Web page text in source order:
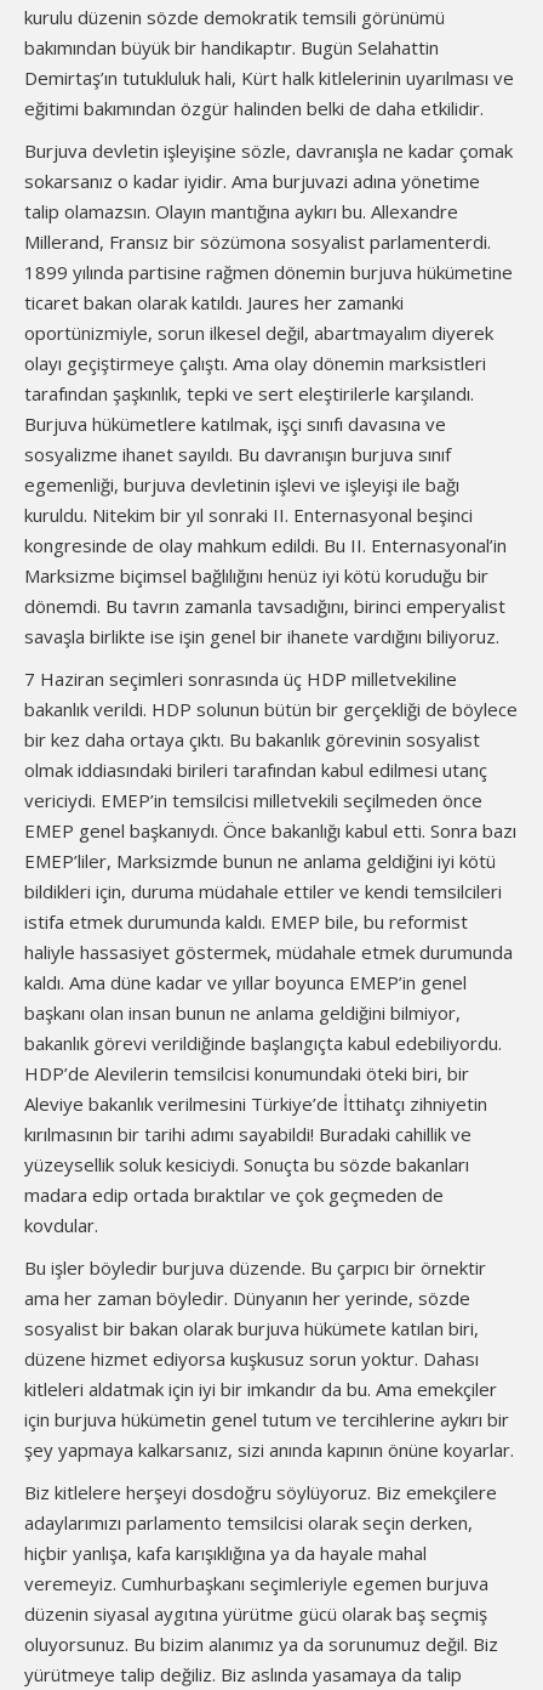
kurulu düzenin sözde demokratik temsili görünümü
bakımından büyük bir handikaptır. Bugün Selahattin
Demirtaş’ın tutukluluk hali, Kürt halk kitlelerinin uyarılması ve
eğitimi bakımından özgür halinden belki de daha etkilidir.
Burjuva devletin işleyişine sözle, davranışla ne kadar çomak
sokarsanız o kadar iyidir. Ama burjuvazi adına yönetime
talip olamazsın. Olayın mantığına aykırı bu. Allexandre
Millerand, Fransız bir sözümona sosyalist parlamenterdi.
1899 yılında partisine rağmen dönemin burjuva hükümetine
ticaret bakan olarak katıldı. Jaures her zamanki
oportünizmiyle, sorun ilkesel değil, abartmayalım diyerek
olayı geçiştirmeye çalıştı. Ama olay dönemin marksistleri
tarafından şaşkınlık, tepki ve sert eleştirilerle karşılandı.
Burjuva hükümetlere katılmak, işçi sınıfı davasına ve
sosyalizme ihanet sayıldı. Bu davranışın burjuva sınıf
egemenliği, burjuva devletinin işlevi ve işleyişi ile bağı
kuruldu. Nitekim bir yıl sonraki II. Enternasyonal beşinci
kongresinde de olay mahkum edildi. Bu II. Enternasyonal’in
Marksizme biçimsel bağlılığını henüz iyi kötü koruduğu bir
dönemdi. Bu tavrın zamanla tavsadığını, birinci emperyalist
savaşla birlikte ise işin genel bir ihanete vardığını biliyoruz.
7 Haziran seçimleri sonrasında üç HDP milletvekiline
bakanlık verildi. HDP solunun bütün bir gerçekliği de böylece
bir kez daha ortaya çıktı. Bu bakanlık görevinin sosyalist
olmak iddiasındaki birileri tarafından kabul edilmesi utanç
vericiydi. EMEP’in temsilcisi milletvekili seçilmeden önce
EMEP genel başkanıydı. Önce bakanlığı kabul etti. Sonra bazı
EMEP’liler, Marksizmde bunun ne anlama geldiğini iyi kötü
bildikleri için, duruma müdahale ettiler ve kendi temsilcileri
istifa etmek durumunda kaldı. EMEP bile, bu reformist
haliyle hassasiyet göstermek, müdahale etmek durumunda
kaldı. Ama düne kadar ve yıllar boyunca EMEP’in genel
başkanı olan insan bunun ne anlama geldiğini bilmiyor,
bakanlık görevi verildiğinde başlangıçta kabul edebiliyordu.
HDP’de Alevilerin temsilcisi konumundaki öteki biri, bir
Aleviye bakanlık verilmesini Türkiye’de İttihatçı zihniyetin
kırılmasının bir tarihi adımı sayabildi! Buradaki cahillik ve
yüzeysellik soluk kesiciydi. Sonuçta bu sözde bakanları
madara edip ortada bıraktılar ve çok geçmeden de
kovdular.
Bu işler böyledir burjuva düzende. Bu çarpıcı bir örnektir
ama her zaman böyledir. Dünyanın her yerinde, sözde
sosyalist bir bakan olarak burjuva hükümete katılan biri,
düzene hizmet ediyorsa kuşkusuz sorun yoktur. Dahası
kitleleri aldatmak için iyi bir imkandır da bu. Ama emekçiler
için burjuva hükümetin genel tutum ve tercihlerine aykırı bir
şey yapmaya kalkarsanız, sizi anında kapının önüne koyarlar.
Biz kitlelere herşeyi dosdoğru söylüyoruz. Biz emekçilere
adaylarımızı parlamento temsilcisi olarak seçin derken,
hiçbir yanlışa, kafa karışıklığına ya da hayale mahal
veremeyiz. Cumhurbaşkanı seçimleriyle egemen burjuva
düzenin siyasal aygıtına yürütme gücü olarak baş seçmiş
oluyorsunuz. Bu bizim alanımız ya da sorunumuz değil. Biz
yürütmeye talip değiliz. Biz aslında yasamaya da talip